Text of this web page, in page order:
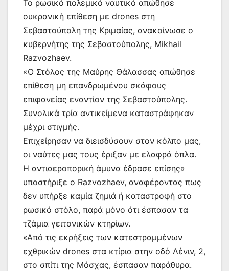
Το ρωσικό πολεμικό ναυτικό απώθησε
ουκρανική επίθεση με drones στη
Σεβαστούπολη της Κριμαίας, ανακοίνωσε ο
κυβερνήτης της Σεβαστούπολης, Mikhail
Razvozhaev.
«Ο Στόλος της Μαύρης Θάλασσας απώθησε
επίθεση μη επανδρωμένου σκάφους
επιφανείας εναντίον της Σεβαστούπολης.
Συνολικά τρία αντικείμενα καταστράφηκαν
μέχρι στιγμής.
Επιχείρησαν να διεισδύσουν στον κόλπο μας,
οι ναύτες μας τους έριξαν με ελαφρά όπλα.
Η αντιαεροπορική άμυνα έδρασε επίσης»
υποστήριξε ο Razvozhaev, αναφέροντας πως
δεν υπήρξε καμία ζημιά ή καταστροφή στο
ρωσικό στόλο, παρά μόνο ότι έσπασαν τα
τζάμια γειτονικών κτηρίων.
«Από τις εκρήξεις των κατεστραμμένων
εχθρικών drones στα κτίρια στην οδό Λένιν, 2,
στο σπίτι της Μόσχας, έσπασαν παράθυρα.